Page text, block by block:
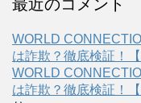
最近のコメント
WORLD
は詐欺？徹底検証！
WORLD
は詐欺？徹底検証！